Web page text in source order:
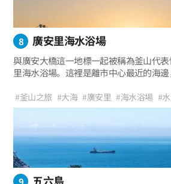
8 廣安里海水浴場
與廣安大橋這一地標一起被稱為釜山代
里海水浴場。這裡是離市中心最近的海邊
可以滿足來自韓國各地遊客們口味的多
海景咖啡屋，位於胡同各處的特色空間，
除了潔白的白沙灘和蔚藍的大海，廣安
#釜山之旅 #大海 #廣安里 #海水浴場 #
#廣安大橋 #海洋運動 #香蕉船 #衝浪 #
#夏季休假 #與戀人同遊 #自然 #與朋友同
#夜景地標 #海洋之旅
五六島